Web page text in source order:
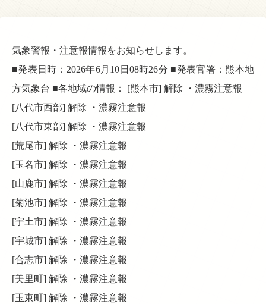
気象警報・注意報情報をお知らせします。
■発表日時：2026年6月10日08時26分 ■発表官署：熊本地
方気象台 ■各地域の情報： [熊本市] 解除 ・濃霧注意報
[八代市西部] 解除 ・濃霧注意報
[八代市東部] 解除 ・濃霧注意報
[荒尾市] 解除 ・濃霧注意報
[玉名市] 解除 ・濃霧注意報
[山鹿市] 解除 ・濃霧注意報
[菊池市] 解除 ・濃霧注意報
[宇土市] 解除 ・濃霧注意報
[宇城市] 解除 ・濃霧注意報
[合志市] 解除 ・濃霧注意報
[美里町] 解除 ・濃霧注意報
[玉東町] 解除 ・濃霧注意報